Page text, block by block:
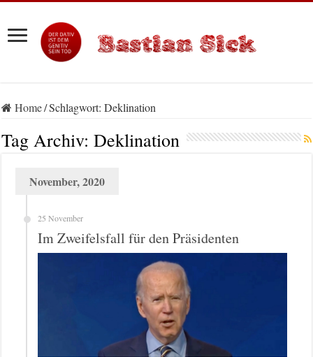
Home/Schlagwort:Deklination
Tag Archiv:Deklination
November, 2020
25 November
Im Zweifelsfall für den Präsidenten